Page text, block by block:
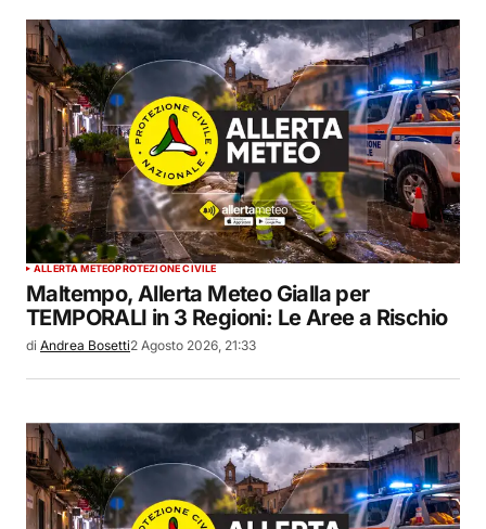
ALLERTA METEOPROTEZIONE CIVILE
Maltempo, Allerta Meteo Gialla per
TEMPORALI in 3 Regioni: Le Aree a Rischio
di Andrea Bosetti2 Agosto 2026, 21:33